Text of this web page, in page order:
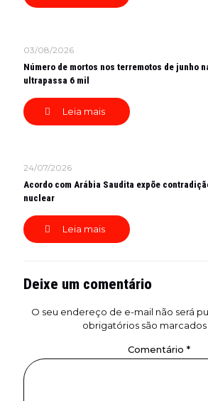
03/08/2026
Número de mortos nos terremotos de junho
ultrapassa 6 mil
Leia mais
24/07/2026
Acordo com Arábia Saudita expõe
nuclear
Leia mais
Deixe um comentário
O seu endereço de e-mail não será
obrigatórios são
Comentário *